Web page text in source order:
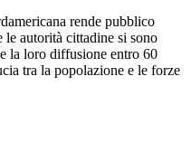
rende pubblico
le autorità cittadine si sono
la loro diffusione entro 60
tra la popolazione e le forze